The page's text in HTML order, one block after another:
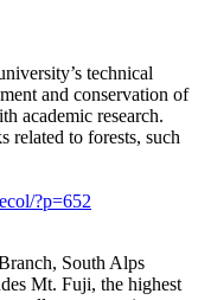
technical
and conservation of
academic research.
related to forests, such
?p=652
South Alps
Mt. Fuji, the highest